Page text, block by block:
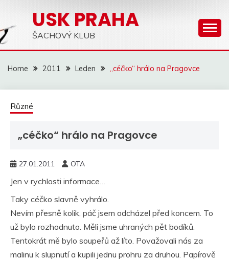
content
USK PRAHA
ŠACHOVÝ KLUB
Home 2011 Leden „céčko“ hrálo na Pragovce
Různé
„céčko“ hrálo na Pragovce
27.01.2011 OTA
Jen v rychlosti informace…
Taky céčko slavně vyhrálo.
Nevím přesně kolik, páč jsem odcházel před koncem. To
už bylo rozhodnuto. Měli jsme uhraných pět bodíků.
Tentokrát mě bylo soupeřů až líto. Považovali nás za
malinu k slupnutí a kupili jednu prohru za druhou. Papírově